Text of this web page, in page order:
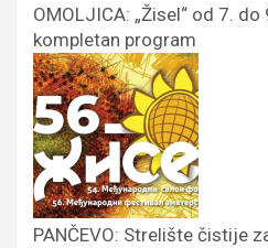
OMOLJICA: „Žisel“ od 7.
kompletan program
PANČEVO: Strelište čistije